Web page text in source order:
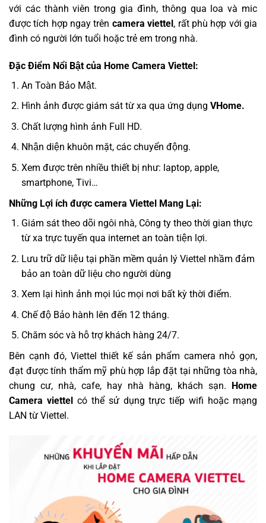
với các thành viên trong gia đình, thông qua loa và mic
được tích hợp ngay trên camera viettel, rất phù hợp với gia
đình có người lớn tuổi hoặc trẻ em trong nhà.
Đặc Điểm Nổi Bật của Home Camera Viettel:
An Toàn Bảo Mật.
Hình ảnh được giám sát từ xa qua ứng dụng VHome.
Chất lượng hình ảnh Full HD.
Nhận diện khuôn mặt, các chuyển động.
Xem được trên nhiều thiết bị như: laptop, apple,
smartphone, Tivi…
Những Lợi ích được camera Viettel Mang Lại:
Giám sát theo dõi ngôi nhà, Công ty theo thời gian thực
từ xa trực tuyến qua internet an toàn tiện lợi.
Lưu trữ dữ liệu tại phần mềm quản lý Viettel nhầm đảm
bảo an toàn dữ liệu cho người dùng
Xem lại hình ảnh mọi lúc mọi nơi bất kỳ thời điểm.
Chế độ Bảo hành lên đến 12 tháng.
Chăm sóc và hỗ trợ khách hàng 24/7.
Bên cạnh đó, Viettel thiết kế sản phẩm camera nhỏ gọn,
đạt được tính thẩm mỹ phù hợp lắp đặt tại những tòa nhà,
chung cư, nhà, cafe, hay nhà hàng, khách sạn.
Home
Camera viettel có thể sử dụng trực tiếp wifi hoặc mạng
LAN từ Viettel.